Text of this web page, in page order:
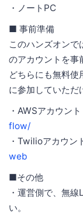
・ノートPC
■ 事前準備
このハンズオン
のアカウントを事
どちらにも無料使
に参加していただ
・AWSアカウント
flow/
・Twilioアカウン
web
■その他
・運営側で、無
い。